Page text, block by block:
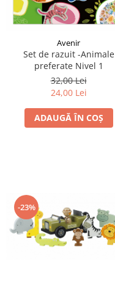
Avenir
Set de razuit -Animale
preferate Nivel 1
32,00 Lei
24,00 Lei
ADAUGĂ ÎN COȘ
-23%